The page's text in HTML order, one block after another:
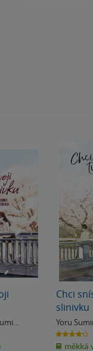
Chci
slinivku
Yoru
4.0
z
5 měkká